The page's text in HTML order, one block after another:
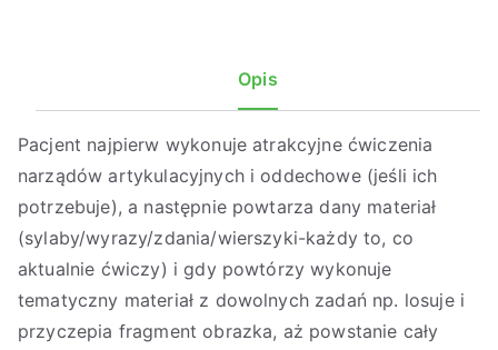
Opis
Pacjent najpierw wykonuje atrakcyjne ćwiczenia
narządów artykulacyjnych i oddechowe (jeśli ich
potrzebuje), a następnie powtarza dany materiał
(sylaby/wyrazy/zdania/wierszyki-każdy to, co
aktualnie ćwiczy) i gdy powtórzy wykonuje
tematyczny materiał z dowolnych zadań np. losuje i
przyczepia fragment obrazka, aż powstanie cały